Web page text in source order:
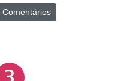
O aparelho oferece
contínua sem a
de movimento. O
Comentários